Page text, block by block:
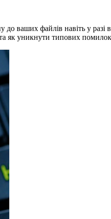
ваших файлів навіть у
як уникнути типових